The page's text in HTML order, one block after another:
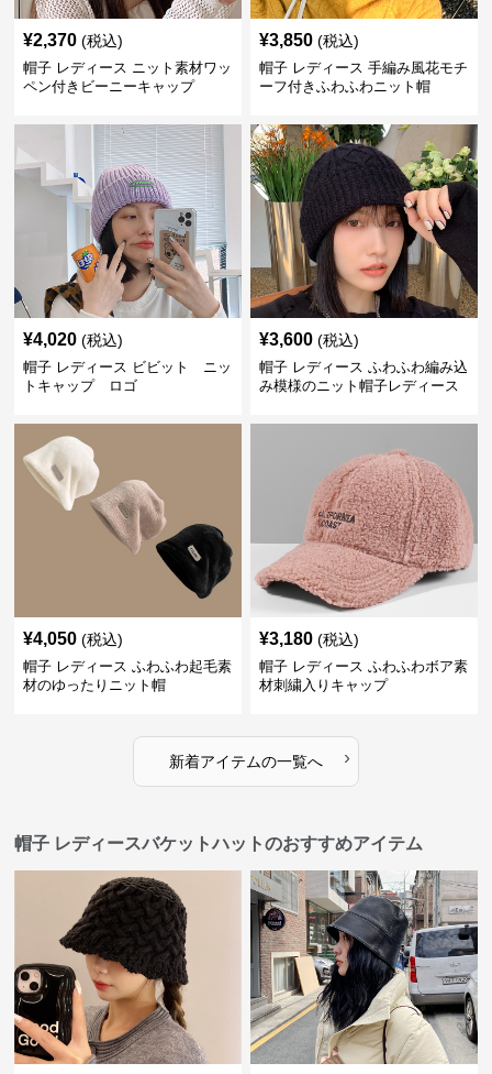
¥2,370 (税込)
帽子 レディース ニット素材ワッ
ペン付きビーニーキャップ
¥3,850 (税込)
帽子 レディース 手編み風花モチ
ーフ付きふわふわニット帽
¥4,020 (税込)
帽子 レディース ビビット ニッ
トキャップ ロゴ
¥3,600 (税込)
帽子 レディース ふわふわ編み込
み模様のニット帽子レディース
¥4,050 (税込)
帽子 レディース ふわふわ起毛素
材のゆったりニット帽
¥3,180 (税込)
帽子 レディース ふわふわボア素
材刺繍入りキャップ
新着アイテムの一覧へ ›
帽子 レディースバケットハットのおすすめアイテム